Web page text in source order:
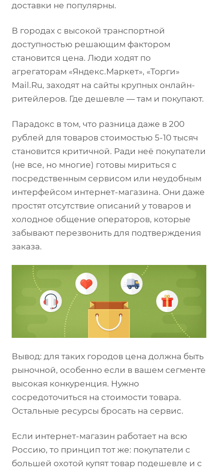
доставки не популярны.
В городах с высокой транспортной
доступностью решающим фактором
становится цена. Люди ходят по
агрегаторам «Яндекс.Маркет», «Торги»
Mail.Ru, заходят на сайты крупных онлайн-
ритейлеров. Где дешевле — там и покупают.
Парадокс в том, что разница даже в 200
рублей для товаров стоимостью 5-10 тысяч
становится критичной. Ради неё покупатели
(не все, но многие) готовы мириться с
посредственным сервисом или неудобным
интерфейсом интернет-магазина. Они даже
простят отсутствие описаний у товаров и
холодное общение операторов, которые
забывают перезвонить для подтверждения
заказа.
Вывод: для таких городов цена должна быть
рыночной, особенно если в вашем сегменте
высокая конкуренция. Нужно
сосредоточиться на стоимости товара.
Остальные ресурсы бросать на сервис.
Если интернет-магазин работает на всю
Россию, то принцип тот же: покупатели с
большей охотой купят товар подешевле и с